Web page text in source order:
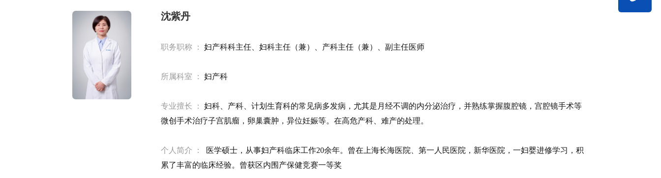
沈紫丹
职务职称 ： 妇产科科主任、妇科主任（兼）、产科主任（兼）、副主任医师
所属科室 ： 妇产科
专业擅长 ：
妇科、产科、计划生育科的常见病多发病，尤其是月经不调的内分泌治疗，并熟练掌握腹腔镜，宫腔镜手术等
微创手术治疗子宫肌瘤，卵巢囊肿，异位妊娠等。在高危产科、难产的处理。
个人简介 ：
医学硕士，从事妇产科临床工作20余年。曾在上海长海医院、第一人民医院，新华医院，一妇婴进修学习，积
累了丰富的临床经验。曾获区内围产保健竞赛一等奖